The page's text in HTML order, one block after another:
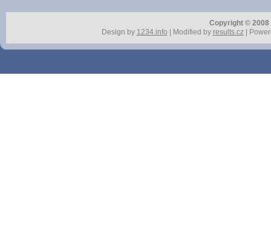
Copyright ©
Design by 1234.info | Modified by results.cz|